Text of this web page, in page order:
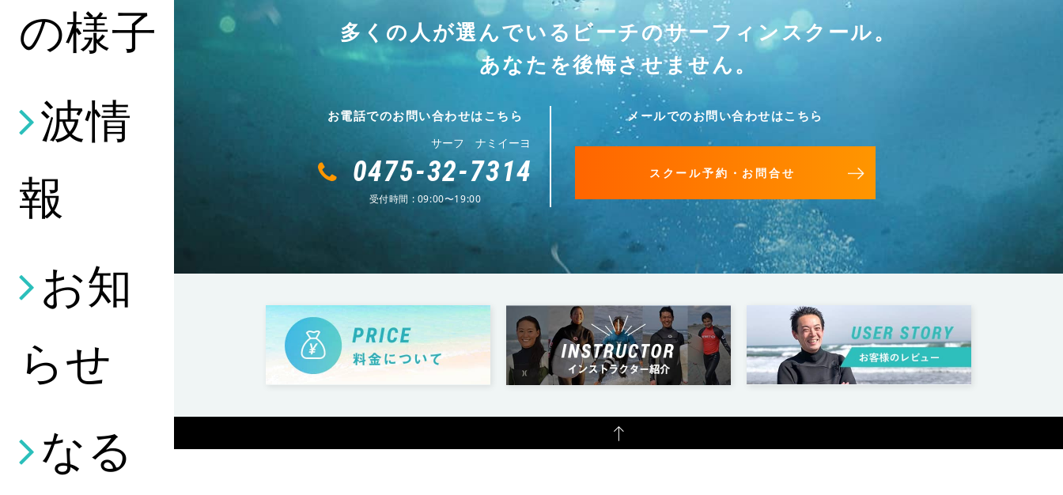
の様子
波情
報
お知
らせ
なる
多くの人が選んでいるビーチのサーフィンスクール。
あなたを後悔させません。
お電話でのお問い合わせはこちら
サーフ ナミイーヨ
0475-32-7314
受付時間 : 09:00〜19:00
メールでのお問い合わせはこちら
スクール予約・お問合せ